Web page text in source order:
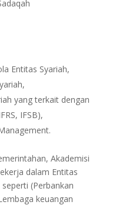
Entitas Syariah,
yang terkait dengan
IFSB),
Akademisi
dalam Entitas
(Perbankan
keuangan